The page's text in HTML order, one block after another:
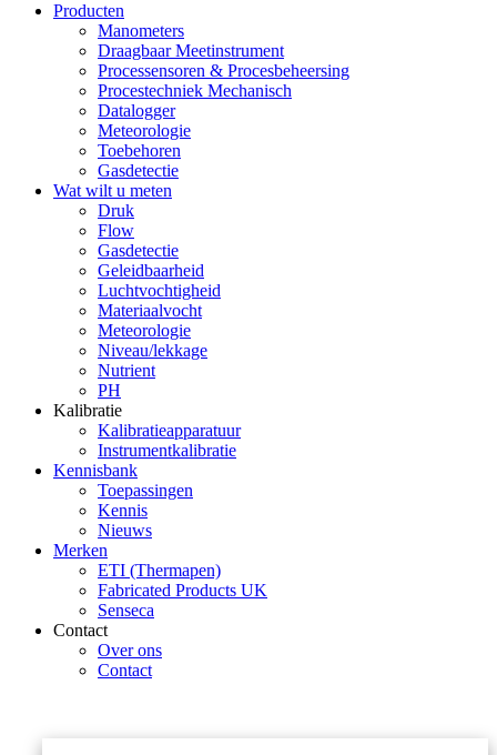
Producten
Manometers
Draagbaar Meetinstrument
Processensoren & Procesbeheersing
Procestechniek Mechanisch
Datalogger
Meteorologie
Toebehoren
Gasdetectie
Wat wilt u meten
Druk
Flow
Gasdetectie
Geleidbaarheid
Luchtvochtigheid
Materiaalvocht
Meteorologie
Niveau/lekkage
Nutrient
PH
Kalibratie
Kalibratieapparatuur
Instrumentkalibratie
Kennisbank
Toepassingen
Kennis
Nieuws
Merken
ETI (Thermapen)
Fabricated Products UK
Senseca
Contact
Over ons
Contact